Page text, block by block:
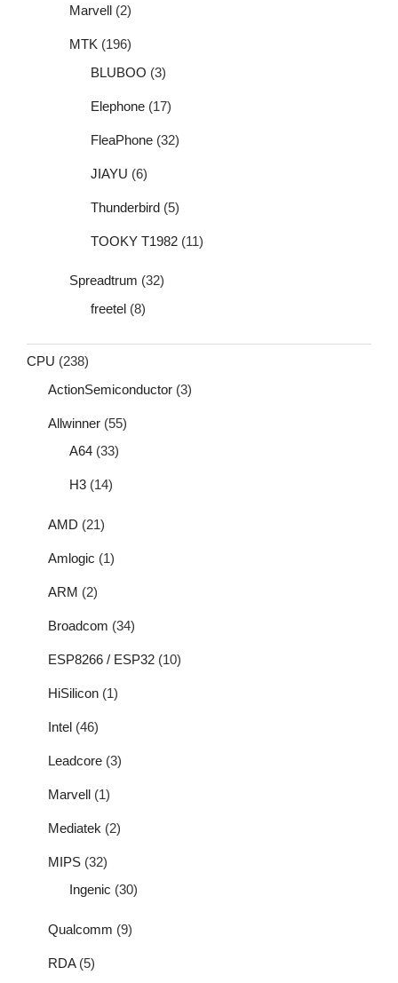
Marvell (2)
MTK (196)
BLUBOO (3)
Elephone (17)
FleaPhone (32)
JIAYU (6)
Thunderbird (5)
TOOKY T1982 (11)
Spreadtrum (32)
freetel (8)
CPU (238)
ActionSemiconductor (3)
Allwinner (55)
A64 (33)
H3 (14)
AMD (21)
Amlogic (1)
ARM (2)
Broadcom (34)
ESP8266 / ESP32 (10)
HiSilicon (1)
Intel (46)
Leadcore (3)
Marvell (1)
Mediatek (2)
MIPS (32)
Ingenic (30)
Qualcomm (9)
RDA(5)